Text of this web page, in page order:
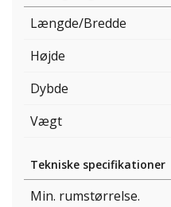
Længde/Bredde
Højde
Dybde
Vægt
Tekniske specifikationer
Min. rumstørrelse.